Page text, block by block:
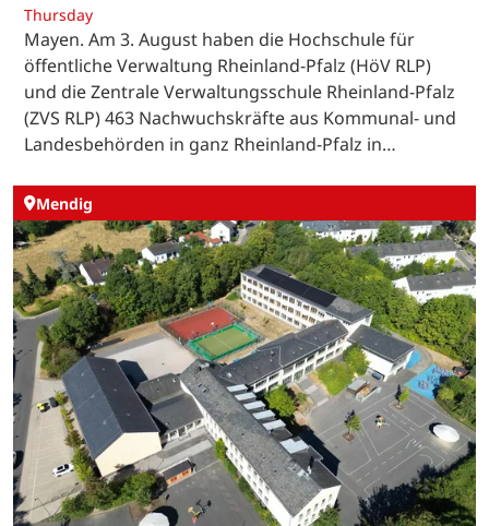
Thursday
Mayen. Am 3. August haben die Hochschule für
öffentliche Verwaltung Rheinland-Pfalz (HöV RLP)
und die Zentrale Verwaltungsschule Rheinland-Pfalz
(ZVS RLP) 463 Nachwuchskräfte aus Kommunal- und
Landesbehörden in ganz Rheinland-Pfalz in…
Mendig